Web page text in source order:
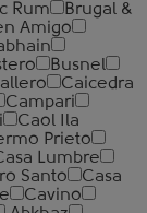
Rum
Brugal &
Amigo
Busnel
Caicedra
Campari
Caol Ila
Prieto
Lumbre
Santo
Casa
Cavino